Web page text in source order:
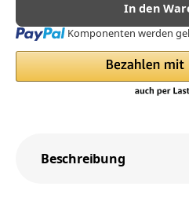
In den
Loading... Komponenten werden
Beschreibung